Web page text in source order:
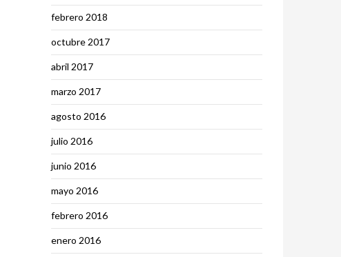
febrero 2018
octubre 2017
abril 2017
marzo 2017
agosto 2016
julio 2016
junio 2016
mayo 2016
febrero 2016
enero 2016